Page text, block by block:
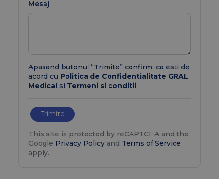
Mesaj
Apasand butonul “Trimite” confirmi ca esti de
acord cu Politica de Confidentialitate GRAL
Medicalsi Termeni si conditii
Trimite
This site is protected by reCAPTCHA and the
Google Privacy Policyand Terms of Service
apply.